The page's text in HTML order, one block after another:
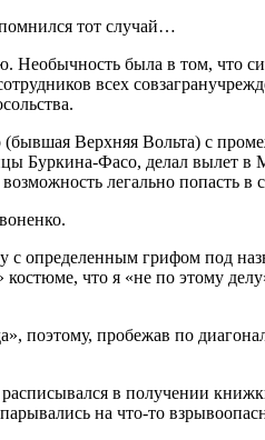
тот случай…
была в том, что
всех
Верхняя Вольта) с
Буркина-Фасо, делал вылет
легально попасть в
с определенным грифом под
что я «не по этому
поэтому, пробежав по
расписывался в получении
на что-то